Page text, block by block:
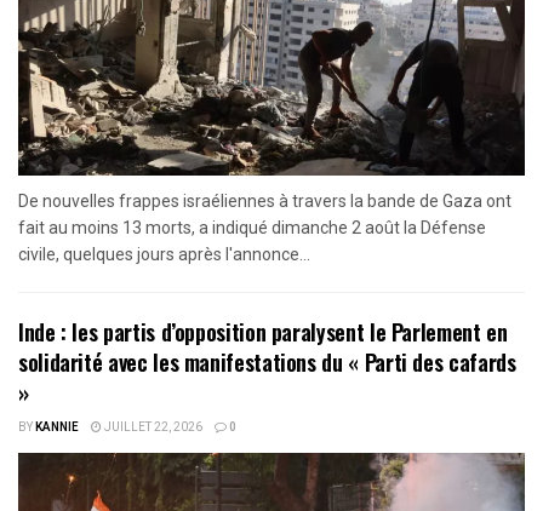
De nouvelles frappes israéliennes à travers la bande de Gaza ont
fait au moins 13 morts, a indiqué dimanche 2 août la Défense
civile, quelques jours après l'annonce...
Inde : les partis d’opposition paralysent le Parlement en
solidarité avec les manifestations du « Parti des cafards
»
BYKANNIE JUILLET 22, 2026 0